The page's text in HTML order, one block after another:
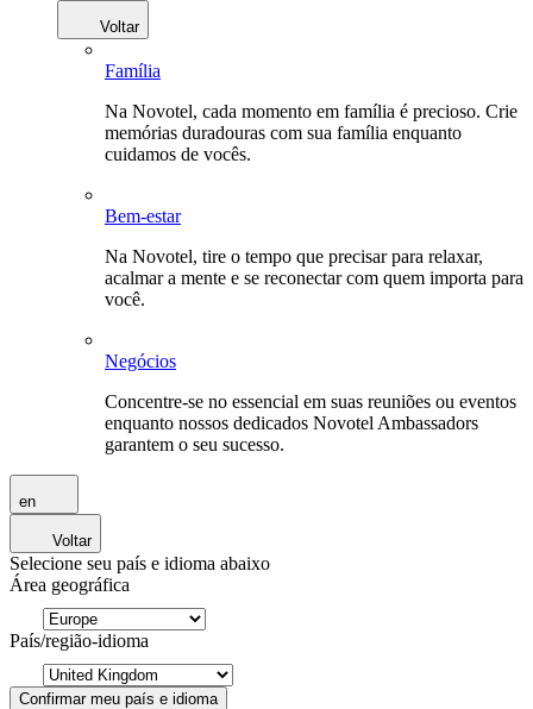
Voltar
Família
Na Novotel, cada momento em família é precioso. Crie
memórias duradouras com sua família enquanto
cuidamos de vocês.
Bem-estar
Na Novotel, tire o tempo que precisar para relaxar,
acalmar a mente e se reconectar com quem importa para
você.
Negócios
Concentre-se no essencial em suas reuniões ou eventos
enquanto nossos dedicados Novotel Ambassadors
garantem o seu sucesso.
en
Voltar
Selecione seu país e idioma abaixo
Área geográfica
País/região-idioma
Confirmar meu país e idioma